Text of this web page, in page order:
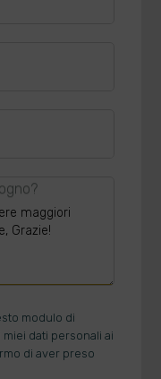
modulo di
dati personali ai
di aver preso